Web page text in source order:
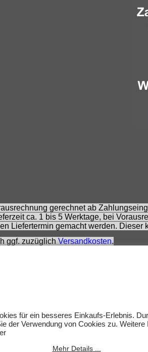
gerechnet ab
ca. 1 bis 5 Werktage, bei
Liefertermin gemacht werden. Dieser
ggf. zuzüglich Versandkosten.
Abbildungen können ähnlich
Inhabers.
für ein besseres Einkaufs-Erlebnis.
der Verwendung von Cookies zu. Weitere
Mehr Details ...